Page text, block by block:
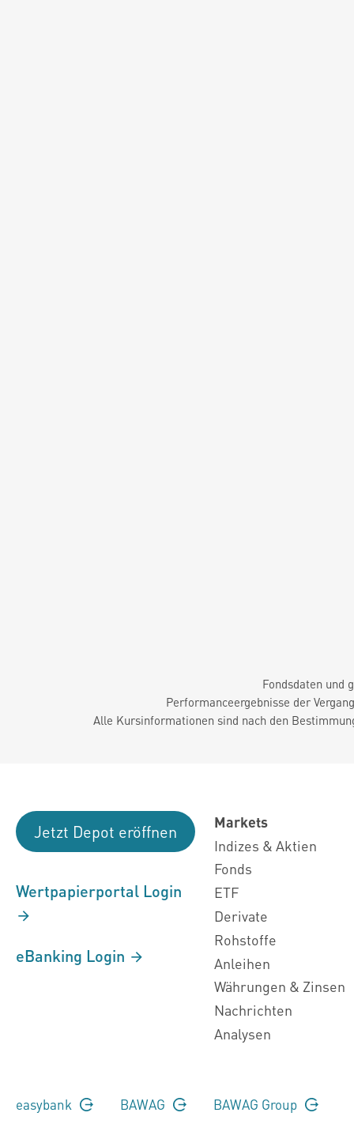
Fondsdaten und
Performanceergebnisse der
Alle Kursinformationen sind nach den
Jetzt Depot eröffnen
Wertpapierportal Login
eBanking Login
Markets
Indizes & Aktien
Fonds
ETF
Derivate
Rohstoffe
Anleihen
Währungen & Zinsen
Nachrichten
Analysen
easybank BAWAG BAWAG Group